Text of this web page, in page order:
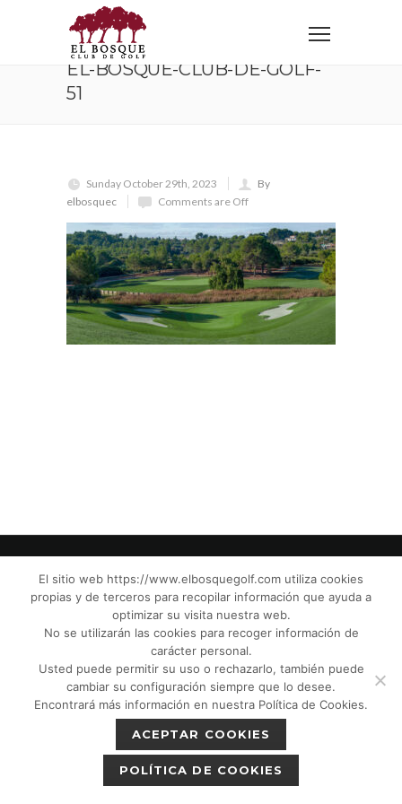
Home el-bosque-club-de-golf-51
EL-BOSQUE-CLUB-DE-GOLF-
51
Sunday October 29th, 2023
By
elbosquec
Comments are Off
© El Bosque Golf Club |Legal Notice|
Privacy Policy|Cookies Policy|Política de
devoluciones|Tic Camaras
Protection CPM”|
El sitio web https://www.elbosquegolf.com utiliza cookies
propias y de terceros para recopilar información que ayuda a
optimizar su visita nuestra web.
No se utilizarán las cookies para recoger información de
carácter personal.
Usted puede permitir su uso o rechazarlo, también puede
cambiar su configuración siempre que lo desee.
Encontrará más información en nuestra Política de Cookies.
ACEPTAR COOKIES
POLÍTICA DE COOKIES